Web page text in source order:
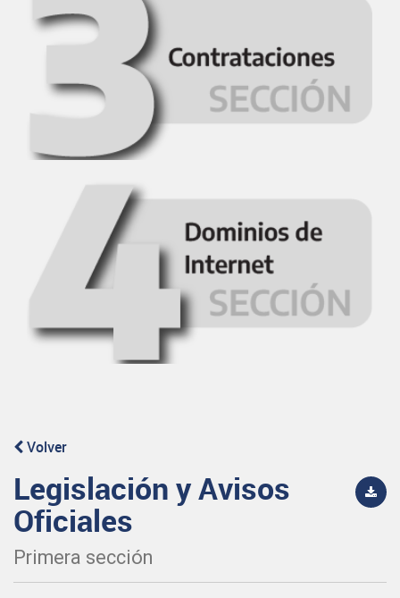
Volver
Legislación y Avisos
Oficiales
Primera sección